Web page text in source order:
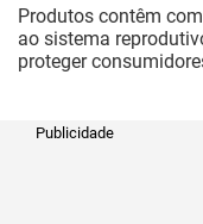
Produtos contêm
ao sistema
proteger
Publicidade